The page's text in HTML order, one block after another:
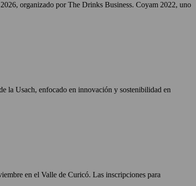
organizado por The Drinks Business. Coyam 2022, uno
la Usach, enfocado en innovación y sostenibilidad en
en el Valle de Curicó. Las inscripciones para